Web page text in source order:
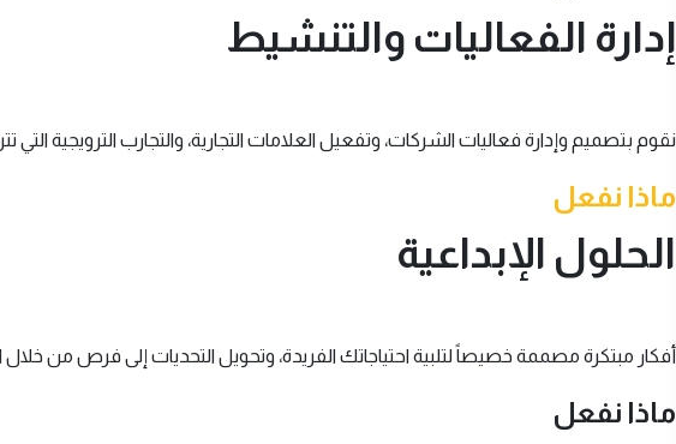
إدارة الفعاليات والتنشيط
نقوم بتصميم وإدارة فعاليات الشركات، وتفعيل العلامات التجارية، والتجارب الترويجية التي
ماذا نفعل
الحلول الإبداعية
أفكار مبتكرة مصممة خصيصاً لتلبية احتياجاتك الفريدة، وتحويل التحديات إلى فرص من خلال
ماذا نفعل